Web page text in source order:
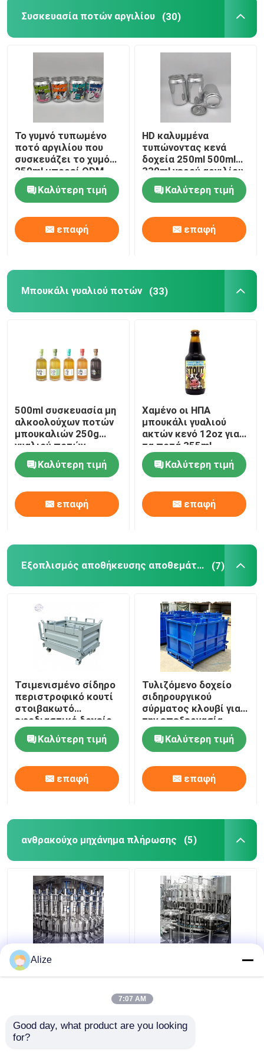
Μηχανή συσκευασίας ποτών
ανθρακούχο μηχάνημα πλήρωσης
Η μπύρα αργιλίου μπορεί
Προδιαμορφώσεις από πλαστικό PET
Τσάντα εγγράφου συσκευασίας τροφίμων
Βιοδιασπάσιμη συσκευασία τροφίμων εγγράφου
Ανακυκλώσιμα δοχεία αργιλίου
Δοχεία τροφίμων αργιλίου
ετικέτες αυτοκόλλητων ετικεττών συνήθειας
Μηχανή συσκευασίας μπουκαλιών για ζώα
Εναλλακτικά μέρη Tetra Pak
Συσκευασία ποτών αργιλίου (30)
Το γυμνό τυπωμένο
ποτό αργιλίου που
συσκευάζει το χυμό
250ml μπορεί ODM
cOem
Καλύτερη τιμή
επαφή
HD καλυμμένα
τυπώνοντας κενά
δοχεία 250ml 500ml
330ml νερού αργιλίου
Καλύτερη τιμή
επαφή
Μπουκάλι γυαλιού ποτών (33)
500ml συσκευασία μη
αλκοολούχων ποτών
μπουκαλιών 250g
γυαλιού ποτών
κρασιού
Καλύτερη τιμή
επαφή
Χαμένο οι ΗΠΑ
μπουκάλι γυαλιού
ακτών κενό 12oz για
τα ποτά 355ml
Καλύτερη τιμή
επαφή
Εξοπλισμός αποθήκευσης αποθεμάτων (7)
Τσιμενισμένο σίδηρο
περιστροφικό κουτί
στοιβακωτό
εφοδιαστικό δοχείο
με κάλυμμα
Καλύτερη τιμή
επαφή
Τυλιζόμενο δοχείο
σιδηρουργικού
σύρματος κλουβί για
την επεξεργασία
υλικών
Καλύτερη τιμή
επαφή
ανθρακούχο μηχάνημα πλήρωσης (5)
Αυτοματοποιημένη
μηχανή συμπλήρωσης
συσκευαστή
εμφιάλωσης για
Alize
7:07 AM
Good day, what product are you looking
for?